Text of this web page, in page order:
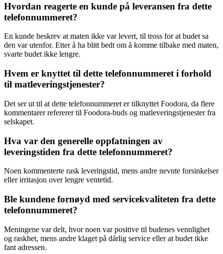
Hvordan reagerte en kunde på leveransen fra dette
telefonnummeret?
En kunde beskrev at maten ikke var levert, til tross for at budet sa
den var utenfor. Etter å ha blitt bedt om å komme tilbake med maten,
svarte budet ikke lengre.
Hvem er knyttet til dette telefonnummeret i forhold
til matleveringstjenester?
Det ser ut til at dette telefonnummeret er tilknyttet Foodora, da flere
kommentarer refererer til Foodora-buds og matleveringstjenester fra
selskapet.
Hva var den generelle oppfatningen av
leveringstiden fra dette telefonnummeret?
Noen kommenterte rask leveringstid, mens andre nevnte forsinkelser
eller irritasjon over lengre ventetid.
Ble kundene fornøyd med servicekvaliteten fra dette
telefonnummeret?
Meningene var delt, hvor noen var positive til budenes vennlighet
og raskhet, mens andre klaget på dårlig service eller at budet ikke
fant adressen.